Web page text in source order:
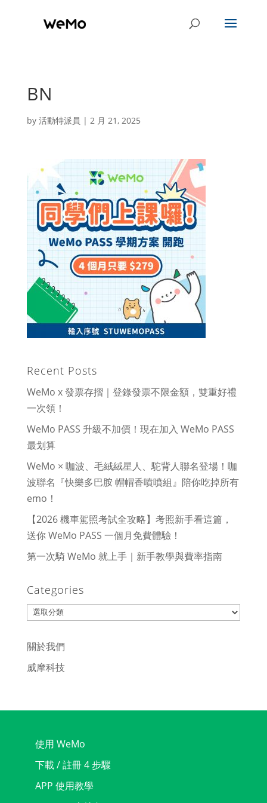
BN
by 活動特派員 | 2 月 21, 2025
Recent Posts
WeMo x 發票存摺｜登錄發票不限金額，雙重好禮
一次領！
WeMo PASS 升級不加價！現在加入 WeMo PASS
最划算
WeMo × 咖波、毛絨絨星人、駝背人聯名登場！咖
波聯名『快樂多巴胺 帽帽香噴噴組』陪你吃掉所有
emo！
【2026 機車駕照考試全攻略】考照新手看這篇，
送你 WeMo PASS 一個月免費體驗！
第一次騎 WeMo 就上手｜新手教學與費率指南
Categories
Categories
關於我們
威摩科技
使用 WeMo
下載 / 註冊 4 步驟
APP 使用教學